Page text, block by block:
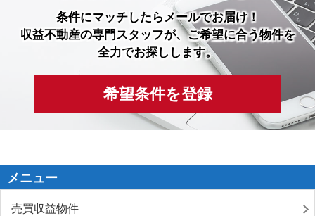
条件にマッチしたらメールでお届け！
収益不動産の専門スタッフが、ご希望に合う物件を
全力でお探しします。
希望条件を登録
メニュー
売買収益物件